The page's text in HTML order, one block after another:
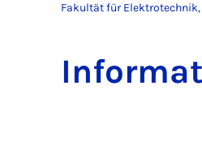
Fakultät für